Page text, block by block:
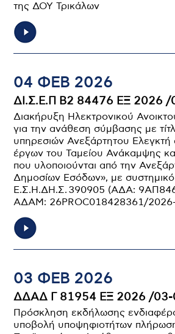
της ΔΟΥ Τρικάλων
04 ΦΕΒ 2026
ΔΙ.Σ.Ε.Π Β2 84476 ΕΞ 2026
Διακήρυξη Ηλεκτρονικού
για την ανάθεση σύμβασης με
υπηρεσιών Ανεξάρτητου Ελεγκτή
έργων του Ταμείου Ανάκαμψης
που υλοποιούνται από την
Δημοσίων Εσόδων», με
Ε.Σ.Η.ΔΗ.Σ. 390905 (ΑΔΑ:
ΑΔΑΜ: 26PROC018428361/
03 ΦΕΒ 2026
ΔΔΑΔ Γ 81954 ΕΞ 2026 /03-
Πρόσκληση εκδήλωσης
υποβολή υποψηφιοτήτων